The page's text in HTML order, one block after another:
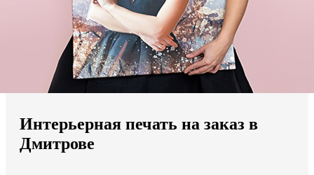
Мы доставляем по всему миру
Продолжить без города
Интерьерная печать на заказ в
Дмитрове